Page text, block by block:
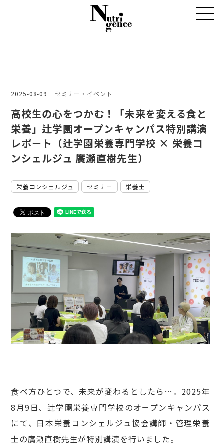
2025-08-09 セミナー・イベント
高校生の心をつかむ！「未来を変える食と
栄養」辻学園オープンキャンパス特別講演
レポート（辻学園栄養専門学校 × 栄養コ
ンシェルジュ 廣瀬直樹先生）
栄養コンシェルジュ セミナー 栄養士
食べ方ひとつで、未来が変わるとしたら…。2025年
8月9日、辻学園栄養専門学校のオープンキャンパス
にて、日本栄養コンシェルジュ協会講師・管理栄養
士の廣瀬直樹先生が特別講演を行いました。